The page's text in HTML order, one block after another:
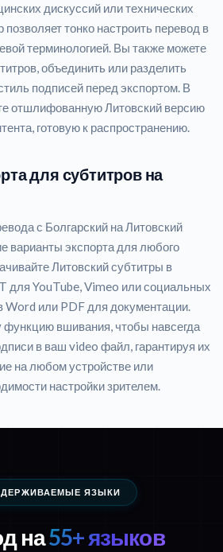
дискуссий или технических
тонко настроить перевод в
терминологией. Вы также можете
объединить или разделить
подписей перед экспортом. В
отшлифованную Литовский версию
готовую к распространению.
для субтитров на
с Болгарский на Литовский
варианты экспорта для любого
Литовский субтитры в
для YouTube, Vimeo или социальных
Word или PDF для документации.
вшивания, чтобы навсегда
в ваш video файл, гарантируя их
на любом устройстве или
настройки зрителем.
ЯЗЫКИ
на55+ языков